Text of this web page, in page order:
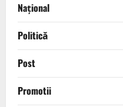
Național
Politică
Post
Promotii